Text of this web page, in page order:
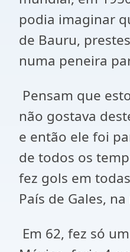
podia imaginar
de Bauru,
numa peneira
Pensam que
não gostava
e então ele foi
de todos os
fez gols em
País de Gales,
Em 62, fez só